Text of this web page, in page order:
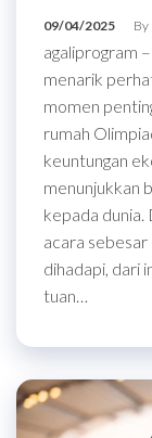
09/04/2025 By
agaliprogram
menarik
momen
rumah
keuntungan
menunjukkan
kepada dunia.
acara sebesar
dihadapi, dari
tuan…